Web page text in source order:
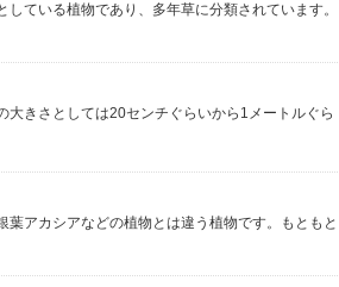
ている植物であり、多年草に分類されています。
きさとしては20センチぐらいから1メートルぐら
アカシアなどの植物とは違う植物です。もともと